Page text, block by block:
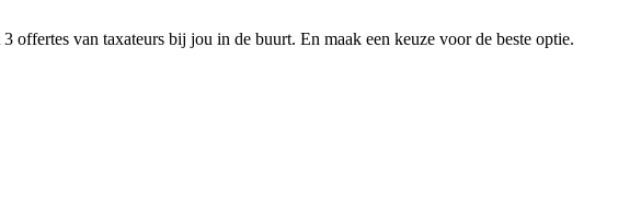
van taxateurs bij jou in de buurt. En maak een keuze voor de beste optie.